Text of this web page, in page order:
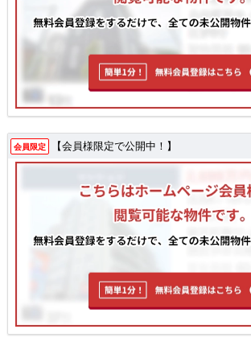
会員限定 【会員様限定で公開中！】